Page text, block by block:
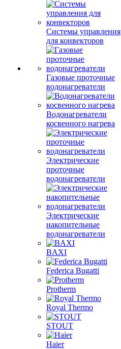
Системы управления
для конвекторов
Газовые проточные
водонагреватели
Водонагреватели
косвенного нагрева
Электрические
проточные
водонагреватели
Электрические
накопительные
водонагреватели
BAXI
Federica Bugatti
Protherm
Royal Thermo
STOUT
Haier